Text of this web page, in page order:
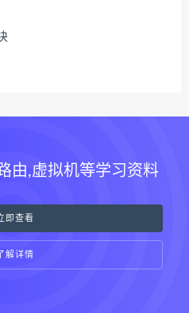
由,虚拟机等学习资料
即查看
了解详情